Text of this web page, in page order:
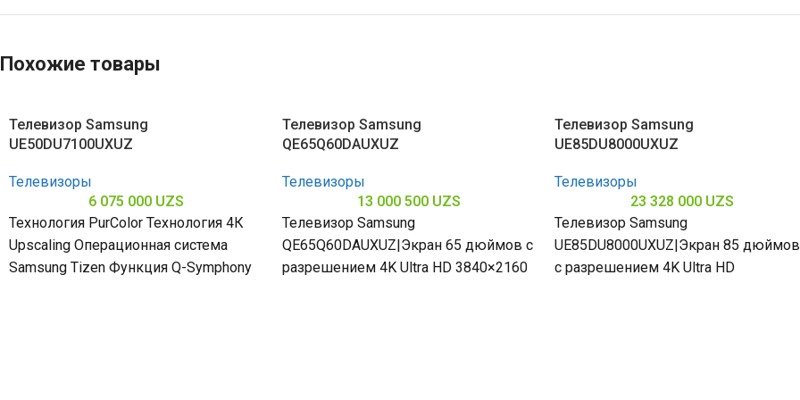
Похожие товары
Телевизор Samsung
UE50DU7100UXUZ
Телевизоры
6 075 000 UZS
Технология PurColor Технология 4К
Upscaling Операционная система
Samsung Tizen Функция Q-Symphony
Телевизор Samsung
QE65Q60DAUXUZ
Телевизоры
13 000 500 UZS
Телевизор Samsung
QE65Q60DAUXUZ|Экран 65 дюймов с
разрешением 4K Ultra HD 3840×2160
Телевизор Samsung
UE85DU8000UXUZ
Телевизоры
23 328 000 UZS
Телевизор Samsung
UE85DU8000UXUZ|Экран 85 дюймов
с разрешением 4K Ultra HD